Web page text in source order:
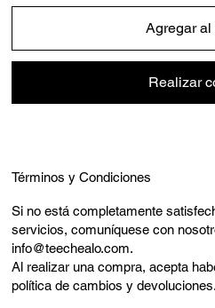
Agregar al
Realizar
Términos y Condiciones
Si no está completamente
servicios, comuníquese con
info@teechealo.com.
Al realizar una compra, acepta
política de cambios y devoluciones.